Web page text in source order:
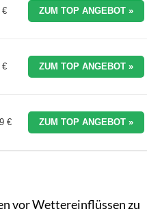
€ ZUM TOP ANGEBOT »
€ ZUM TOP ANGEBOT »
€ ZUM TOP ANGEBOT »
vor Wettereinflüssen zu